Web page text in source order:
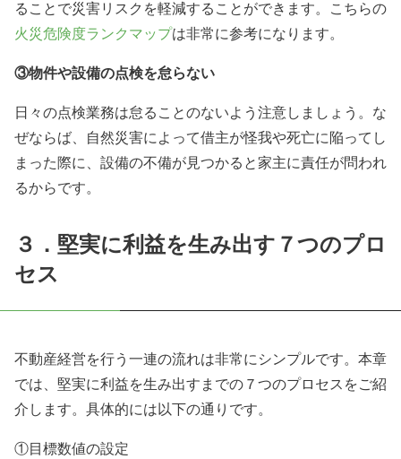
ることで災害リスクを軽減することができます。こちらの
火災危険度ランクマップは非常に参考になります。
③物件や設備の点検を怠らない
日々の点検業務は怠ることのないよう注意しましょう。な
ぜならば、自然災害によって借主が怪我や死亡に陥ってし
まった際に、設備の不備が見つかると家主に責任が問われ
るからです。
３．堅実に利益を生み出す７つのプロ
セス
不動産経営を行う一連の流れは非常にシンプルです。本章
では、堅実に利益を生み出すまでの７つのプロセスをご紹
介します。具体的には以下の通りです。
①目標数値の設定